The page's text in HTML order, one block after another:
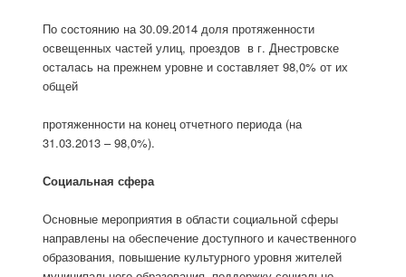
По состоянию на 30.09.2014 доля протяженности
освещенных частей улиц, проездов в г. Днестровске
осталась на прежнем уровне и составляет 98,0% от их
общей
протяженности на конец отчетного периода (на
31.03.2013 – 98,0%).
Социальная сфера
Основные мероприятия в области социальной сферы
направлены на обеспечение доступного и качественного
образования, повышение культурного уровня жителей